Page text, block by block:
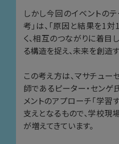
しかし今回のイベントの
考」は、「原因と結果を1
く、相互のつながりに着目
る構造を捉え、未来を創造す
この考え方は、マサチュ
師であるピーター・セン
メントのアプローチ「学習
支えとなるもので、学校
が増えてきています。